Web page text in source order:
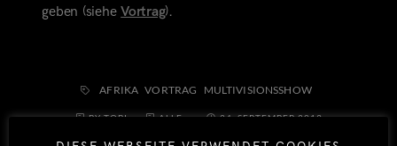
geben (sieheVortrag).
AFRIKA VORTRAG MULTIVISIONSSHOW
BY TOBI ALLE
24. SEPTEMBER 2013